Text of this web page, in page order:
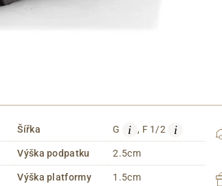
Šířka G i , F 1/2 i
Výška podpatku 2.5cm
Výška platformy 1.5cm